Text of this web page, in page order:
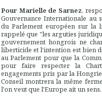
Pour Marielle de Sarnez,
Gouvernance Internationale au
du Parlement européen sur la
rappelé que "les arguties
gouvernement hongrois ne
liberticide et l'intention est bien
au Parlement pour que la
pour faire respecter la
engagements pris par la
Conseil montrera la même
l'on veut que l'Europe ait un